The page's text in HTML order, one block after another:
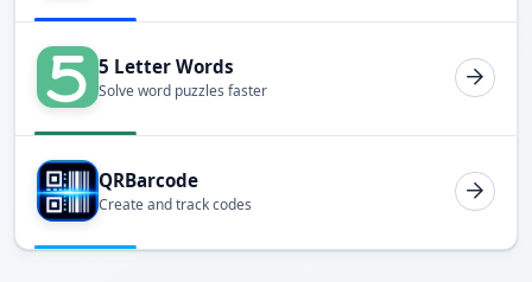
5 Letter Words
Solve word puzzles faster
QRBarcode
Create and track codes